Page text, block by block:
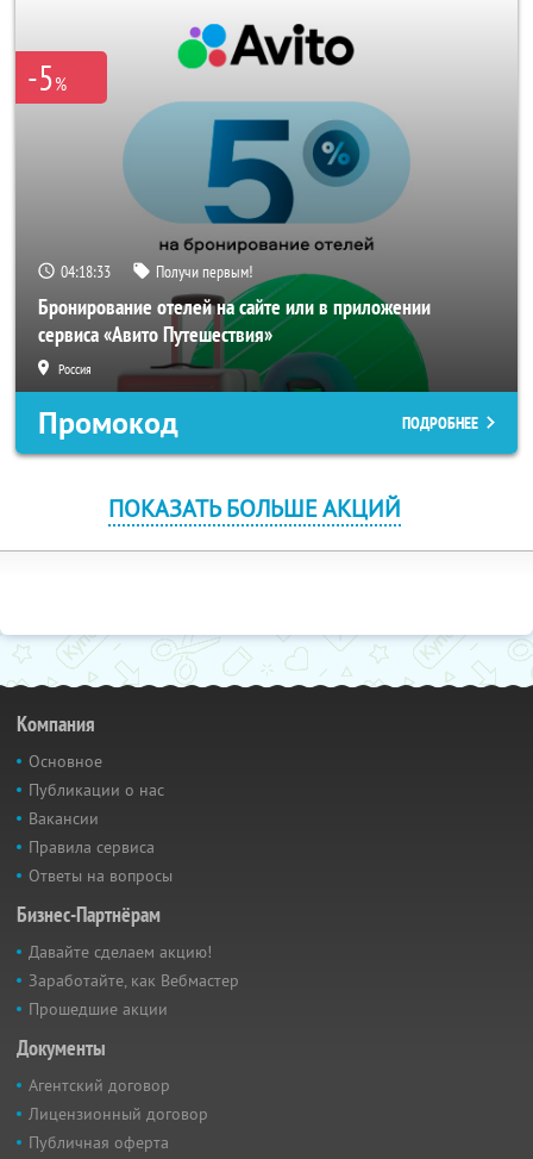
-5%
04:18:32 Получи первым!
Бронирование отелей на сайте или в приложении
сервиса «Авито Путешествия»
Россия
Промокод ПОДРОБНЕЕ
ПОКАЗАТЬ БОЛЬШЕ АКЦИЙ
Компания
Основное
Публикации о нас
Вакансии
Правила сервиса
Ответы на вопросы
Бизнес-Партнёрам
Давайте сделаем акцию!
Заработайте, как Вебмастер
Прошедшие акции
Документы
Агентский договор
Лицензионный договор
Публичная оферта